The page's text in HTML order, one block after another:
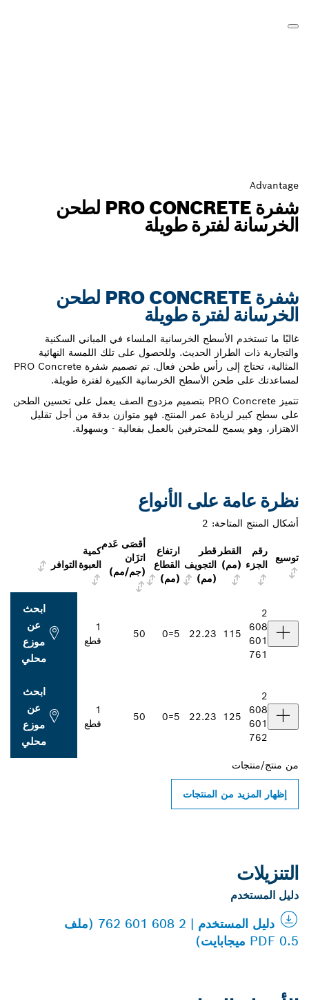
Advantage
شفرة PRO CONCRETE لطحن
الخرسانة لفترة طويلة
شفرة PRO CONCRETE لطحن
الخرسانة لفترة طويلة
غالبًا ما تستخدم الأسطح الخرسانية الملساء في المباني السكنية
والتجارية ذات الطراز الحديث. وللحصول على تلك اللمسة النهائية
المثالية، تحتاج إلى رأس طحن فعال. تم تصميم شفرة PRO Concrete
لمساعدتك على طحن الأسطح الخرسانية الكبيرة لفترة طويلة.
تتميز PRO Concrete بتصميم مزدوج الصف يعمل على تحسين الطحن
على سطح كبير لزيادة عمر المنتج. فهو متوازن بدقة من أجل تقليل
الاهتزاز، وهو يسمح للمحترفين بالعمل بفعالية - وبسهولة.
نظرة عامة على الأنواع
أشكال المنتج المتاحة: 2
توسيع
رقم
الجزء
القطر
(مم)
قطر
التجويف
(مم)
ارتفاع
القطاع
(مم)
أقصَى عَدم
اتزَان
(جم/مم)
كمية
العبوةالتوافر
2
608
601
761
115
22.23
5=0
50
1
قطع
ابحث
عن
موزع
محلي
2
608
601
762
125
22.23
5=0
50
1
قطع
ابحث
عن
موزع
محلي
من منتج/منتجات
إظهار المزيد من المنتجات
التنزيلات
دليل المستخدم
دليل المستخدم | 2 608 601 762 (ملف
PDF 0.5 ميجابايت)